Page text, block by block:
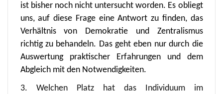
ist bisher noch nicht untersucht worden. Es obliegt
uns, auf diese Frage eine Antwort zu finden, das
Verhältnis von Demokratie und Zentralismus
richtig zu behandeln. Das geht eben nur durch die
Auswertung praktischer Erfahrungen und dem
Abgleich mit den Notwendigkeiten.
3. Welchen Platz hat das Individuum im